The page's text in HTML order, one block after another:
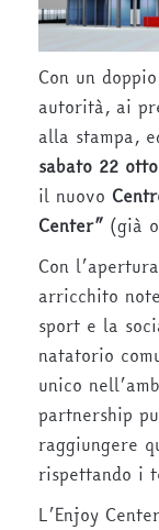
Con un
autorità, ai
alla stampa,
sabato 22
il nuovo
Center” (già
Con
arricchito
sport e la
natatorio
unico
partnership
raggiungere
rispettando i
L’Enjoy